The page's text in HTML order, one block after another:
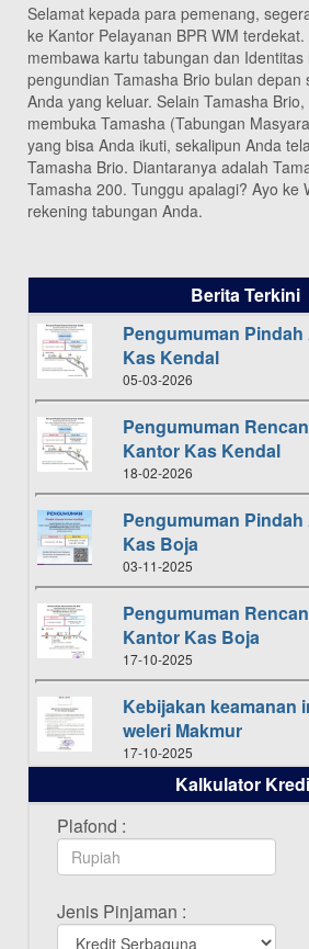
Selamat kepada para pemenang,
ke Kantor Pelayanan BPR WM
membawa kartu tabungan dan
pengundian Tamasha Brio bulan depan
Anda yang keluar. Selain Tamasha
membuka Tamasha (Tabungan
yang bisa Anda ikuti, sekalipun Anda
Tamasha Brio. Diantaranya adalah
Tamasha 200. Tunggu apalagi? Ayo ke
rekening tabungan Anda.
Berita Terkini
Pengumuman
Kas Kendal
05-03-2026
Pengumuman
Kantor Kas Kendal
18-02-2026
Pengumuman
Kas Boja
03-11-2025
Pengumuman
Kantor Kas Boja
17-10-2025
Kebijakan keamanan
weleri Makmur
17-10-2025
Daftar Pemenang
Bulan Oktober 2025
16-10-2025
Bulan September 2025
20-09-2025
Kalkulator
Plafond :
Jenis Pinjaman :